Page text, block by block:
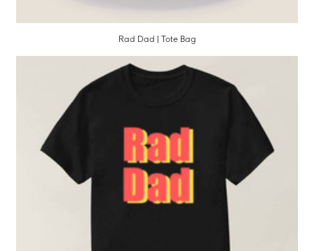
Rad Dad | Tote Bag